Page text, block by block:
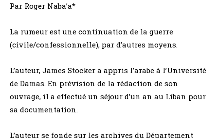
Par Roger Naba’a*
La rumeur est une continuation de la guerre
(civile/confessionnelle), par d’autres moyens.
L’auteur, James Stocker a appris l’arabe à l’Université
de Damas. En prévision de la rédaction de son
ouvrage, il a effectué un séjour d’un an au Liban pour
sa documentation.
L’auteur se fonde sur les archives du Département